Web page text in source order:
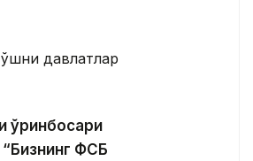
давлатлар
ўринбосари
ФСБ